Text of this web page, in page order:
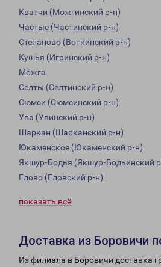
Кватчи (Можгинский р-н)
Частые (Частинский р-н)
Степаново (Воткинский р-н)
Кушья (Игринский р-н)
Можга
Селты (Селтинский р-н)
Сюмси (Сюмсинский р-н)
Ува (Увинский р-н)
Шаркан (Шарканский р-н)
Юкаменское (Юкаменский р-н)
Якшур-Бодья (Якшур-Бодьинский
Елово (Еловский р-н)
показать всё
Доставка из Боровичи
Из филиала в Боровичи доставка